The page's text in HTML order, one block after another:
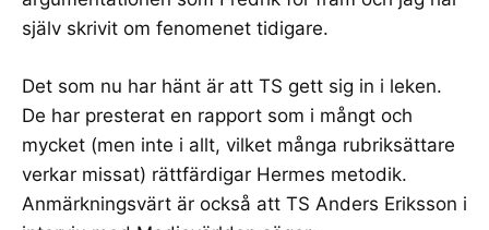
själv skrivit om fenomenet tidigare.
Det som nu har hänt är att TS gett sig in i leken.
De har presterat en rapport som i mångt och
mycket (men inte i allt, vilket många rubriksättare
verkar missat) rättfärdigar Hermes metodik.
Anmärkningsvärt är också att TS Anders Eriksson i